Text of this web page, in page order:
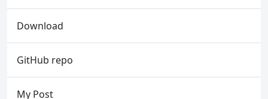
Download
GitHub repo
My Post